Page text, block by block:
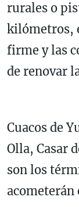
rurales o
kilómetros,
firme y las
de renovar
Cuacos de
Olla, Casar
son los
acometerán